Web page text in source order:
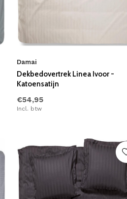
Damai
Dekbedovertrek Linea Ivoor -
Katoensatijn
€54,95
Incl. btw